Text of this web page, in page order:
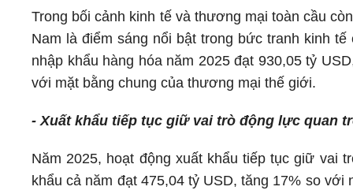
Trong bối cảnh kinh tế và thương mại toàn cầu
Nam là điểm sáng nổi bật trong bức tranh kinh
nhập khẩu hàng hóa năm 2025 đạt 930,05 tỷ
với mặt bằng chung của thương mại thế giới.
- Xuất khẩu tiếp tục giữ vai trò động lực quan
Năm 2025, hoạt động xuất khẩu tiếp tục giữ vai
khẩu cả năm đạt 475,04 tỷ USD, tăng 17% so